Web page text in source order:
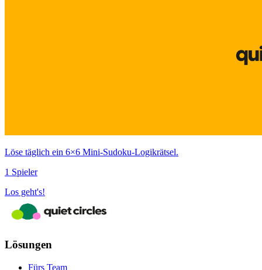
Löse täglich ein 6×6 Mini‑Sudoku‑Logikrätsel.
1 Spieler
Los geht's!
Lösungen
Fürs Team